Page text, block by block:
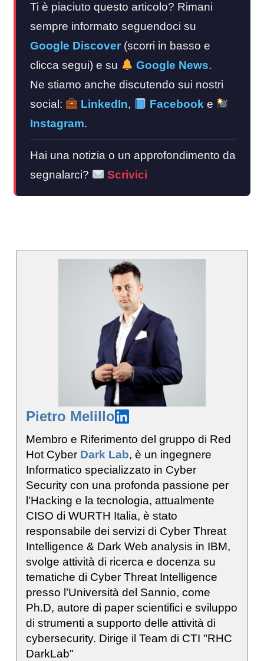
Ti è piaciuto questo articolo? Rimani
sempre informato seguendoci su
Google Discover (scorri in basso e
clicca segui) e su
Google News.
Ne stiamo anche discutendo sui nostri
social:
LinkedIn, Facebook e
Instagram.
Hai una notizia o un approfondimento da
segnalarci?
Scrivici
Pietro Melillo
Membro e Riferimento del gruppo di Red
Hot Cyber Dark Lab, è un ingegnere
Informatico specializzato in Cyber
Security con una profonda passione per
l’Hacking e la tecnologia, attualmente
CISO di WURTH Italia, è stato
responsabile dei servizi di Cyber Threat
Intelligence & Dark Web analysis in IBM,
svolge attività di ricerca e docenza su
tematiche di Cyber Threat Intelligence
presso l’Università del Sannio, come
Ph.D, autore di paper scientifici e sviluppo
di strumenti a supporto delle attività di
cybersecurity. Dirige il Team di CTI "RHC
DarkLab"